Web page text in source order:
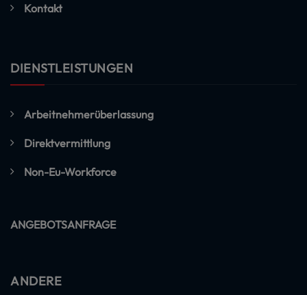
Kontakt
DIENSTLEISTUNGEN
Arbeitnehmerüberlassung
Direktvermittlung
Non-Eu-Workforce
ANGEBOTSANFRAGE
ANDERE